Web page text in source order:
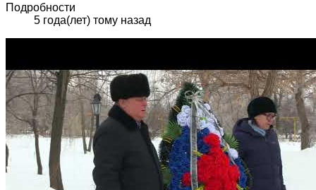
Подробности
5 года(лет) тому назад